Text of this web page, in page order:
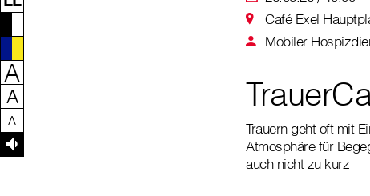
A
A
A
Café Exel
Mobiler
Trauern geht oft mit
Atmosphäre für
auch nicht zu kurz